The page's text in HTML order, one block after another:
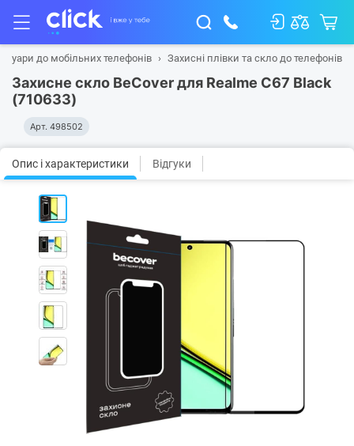
до мобільних телефонів Захисні плівки та скло до телефонів
Захисне скло BeCover для Realme C67 Black
(710633)
Арт. 498502
Опис і характеристики Відгуки